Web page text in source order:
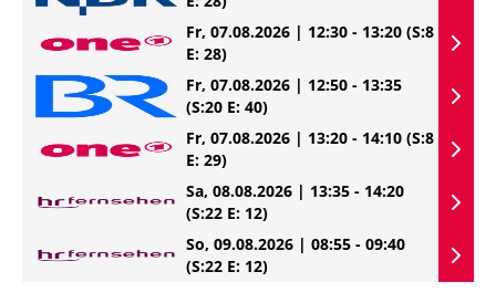
Fr, 07.08.2026 | 12:30 - 13:20 (S:8
E: 28)
Fr, 07.08.2026 | 12:50 - 13:35
(S:20 E: 40)
Fr, 07.08.2026 | 13:20 - 14:10 (S:8
E: 29)
Sa, 08.08.2026 | 13:35 - 14:20
(S:22 E: 12)
So, 09.08.2026 | 08:55 - 09:40
(S:22 E: 12)